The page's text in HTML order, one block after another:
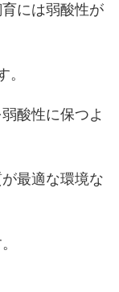
には弱酸性が
酸性に保つよ
最適な環境な